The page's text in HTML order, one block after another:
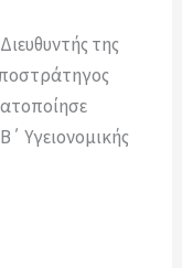
της
Υγειονομικής